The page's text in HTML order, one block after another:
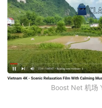
Boost Net 机场